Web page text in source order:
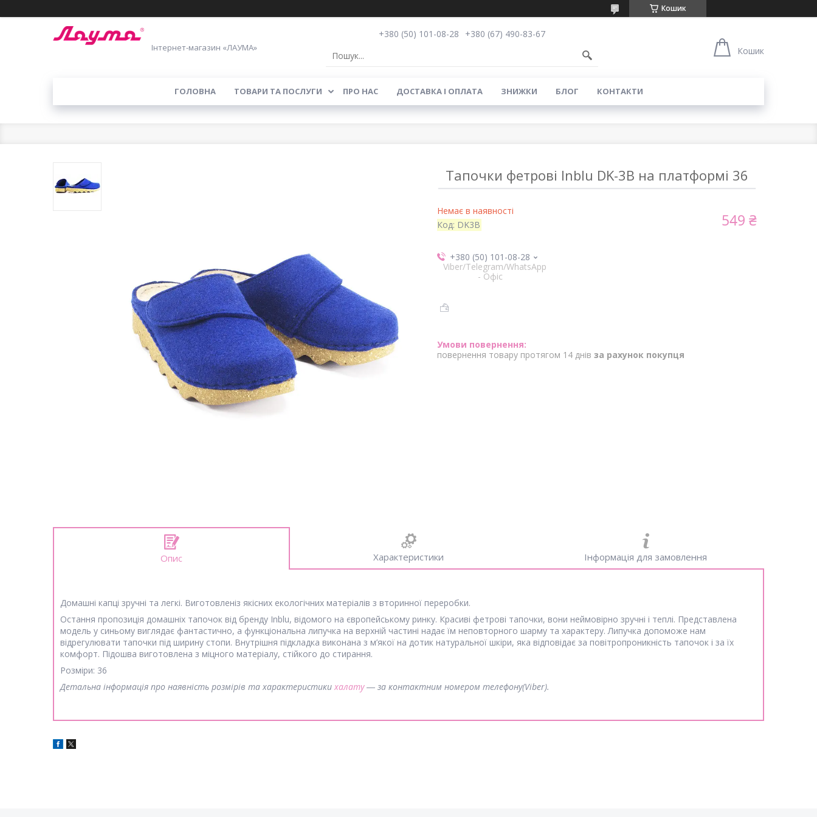
Кошик
Інтернет-магазин «ЛАУМА»
+380 (50) 101-08-28
+380 (67) 490-83-67
Кошик
ГОЛОВНА ТОВАРИ ТА ПОСЛУГИ ПРО НАС ДОСТАВКА І ОПЛАТА ЗНИЖКИ БЛОГ КОНТАКТИ
Тапочки фетрові Inblu DK-3B на платформі 36
Немає в наявності
Код: DK3B 549 ₴
+380 (50) 101-08-28
Viber/Telegram/WhatsApp
- Офіс
повернення товару протягом 14 днів за рахунок покупця
Опис Характеристики Інформація для замовлення
Домашні капці зручні та легкі. Виготовленіз якісних екологічних матеріалів з вторинної переробки.
Остання пропозиція домашніх тапочок від бренду Inblu, відомого на європейському ринку. Красиві фетрові тапочки, вони неймовірно зручні і теплі. Представлена
модель у синьому виглядає фантастично, а функціональна липучка на верхній частині надає їм неповторного шарму та характеру. Липучка допоможе нам
відрегулювати тапочки під ширину стопи. Внутрішня підкладка виконана з м’якої на дотик натуральної шкіри, яка відповідає за повітропроникність тапочок і за їх
комфорт. Підошва виготовлена з міцного матеріалу, стійкого до стирання.
Розміри: 36
Детальна інформація про наявність розмірів та характеристики халату― за контактним номером телефону(Viber).